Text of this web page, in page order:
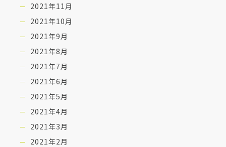
2021年11月
2021年10月
2021年9月
2021年8月
2021年7月
2021年6月
2021年5月
2021年4月
2021年3月
2021年2月